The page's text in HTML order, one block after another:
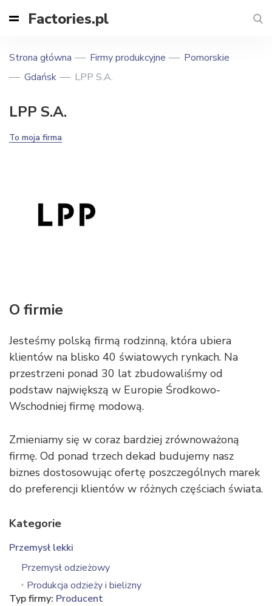
Factories.pl
Strona główna Firmy produkcyjne
Pomorskie
Gdańsk
LPP S.A.
LPP S.A.
To moja firma
O firmie
Jesteśmy polską firmą rodzinną, która ubiera
klientów na blisko 40 światowych rynkach. Na
przestrzeni ponad 30 lat zbudowaliśmy od
podstaw największą w Europie Środkowo-
Wschodniej firmę modową.
Zmieniamy się w coraz bardziej zrównoważoną
firmę. Od ponad trzech dekad budujemy nasz
biznes dostosowując ofertę poszczególnych marek
do preferencji klientów w różnych częściach świata.
Kategorie
Przemysł lekki
Przemysł odzieżowy
Produkcja odzieży i bielizny
Typ firmy: Producent